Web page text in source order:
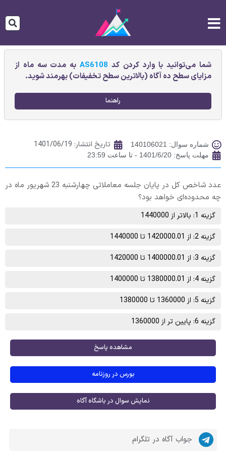
شما می‌توانید با وارد کردن کد AS6108به مدت سه ماه از
مزایای سطح ده آگاه (بالاترین سطح تخفیفات) بهرمند شوید.
راهنما
شماره سوال: 140106021 تاریخ انتشار: 1401/06/19
مهلت پاسخ: 1401/6/20 - تا ساعت 23:59
عدد شاخص کل در پایان جلسه معاملاتی چهارشنبه 23 شهریور ماه در
چه محدوده‌ای خواهد بود؟
گزینه 1: بالاتر از 1440000
گزینه 2: از 1420000.01 تا 1440000
گزینه 3: از 1400000.01 تا 1420000
گزینه 4: از 1380000.01 تا 1400000
گزینه 5: از 1360000 تا 1380000
گزینه 6: پایین تر از 1360000
مشاهده پاسخ
بورس در روزنامه
نمایش سوال در باشگاه آگاه
جواب آگاه در تلگرام